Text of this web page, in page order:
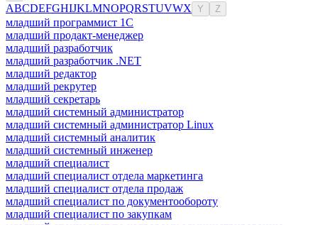
ABCDEFGHIJKLMNOPQRSTUVWX Y Z
младший программист 1С
младший продакт-менеджер
младший разработчик
младший разработчик .NET
младший редактор
младший рекрутер
младший секретарь
младший системный администратор
младший системный администратор Linux
младший системный аналитик
младший системный инженер
младший специалист
младший специалист отдела маркетинга
младший специалист отдела продаж
младший специалист по документообороту
младший специалист по закупкам